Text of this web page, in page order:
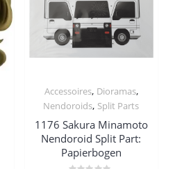
Accessoires, Dioramas,
Nendoroids, Split Parts
1176 Sakura Minamoto
Nendoroid Split Part:
Papierbogen